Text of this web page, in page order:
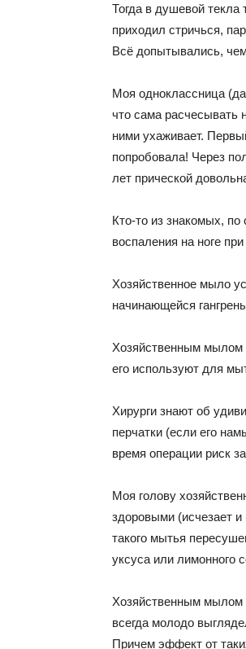
Тогда в душевой текла
приходил стричься,
Всё допытывались,
Моя одноклассница
что сама расчесывать
ними ухаживает.
попробовала! Через
лет прической
Кто-то из знакомых, по
воспаления на ноге
Хозяйственное мыло
начинающейся
Хозяйственным мылом
его используют для
Хирурги знают об
перчатки (если его
время операции риск
Моя голову
здоровыми (исчезает
такого мытья
уксуса или лимонного
Хозяйственным мылом
всегда молодо
Причем эффект от